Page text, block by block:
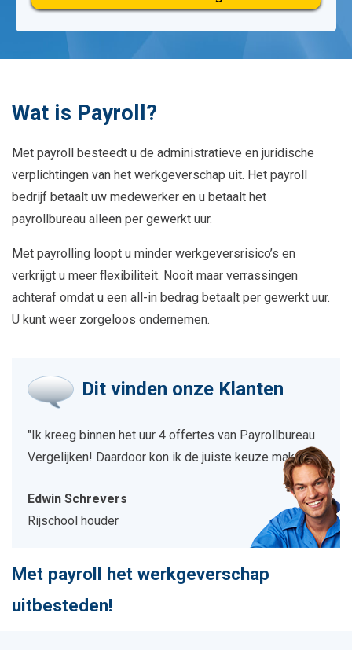
Wat is Payroll?
Met payroll besteedt u de administratieve en juridische
verplichtingen van het werkgeverschap uit. Het payroll
bedrijf betaalt uw medewerker en u betaalt het
payrollbureau alleen per gewerkt uur.
Met payrolling loopt u minder werkgeversrisico’s en
verkrijgt u meer flexibiliteit. Nooit maar verrassingen
achteraf omdat u een all-in bedrag betaalt per gewerkt uur.
U kunt weer zorgeloos ondernemen.
Dit vinden onze Klanten
"Ik kreeg binnen het uur 4 offertes van Payrollbureau
Vergelijken! Daardoor kon ik de juiste keuze maken."
Edwin Schrevers
Rijschool houder
Met payroll het werkgeverschap
uitbesteden!